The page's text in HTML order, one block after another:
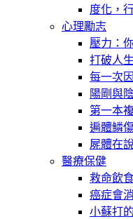
度化，
心理勵志
壓力：
打破人
每一次
陽剛與
第一本
遍體鱗
屍體在
醫療保健
救命飲
癌症會
小蘇打